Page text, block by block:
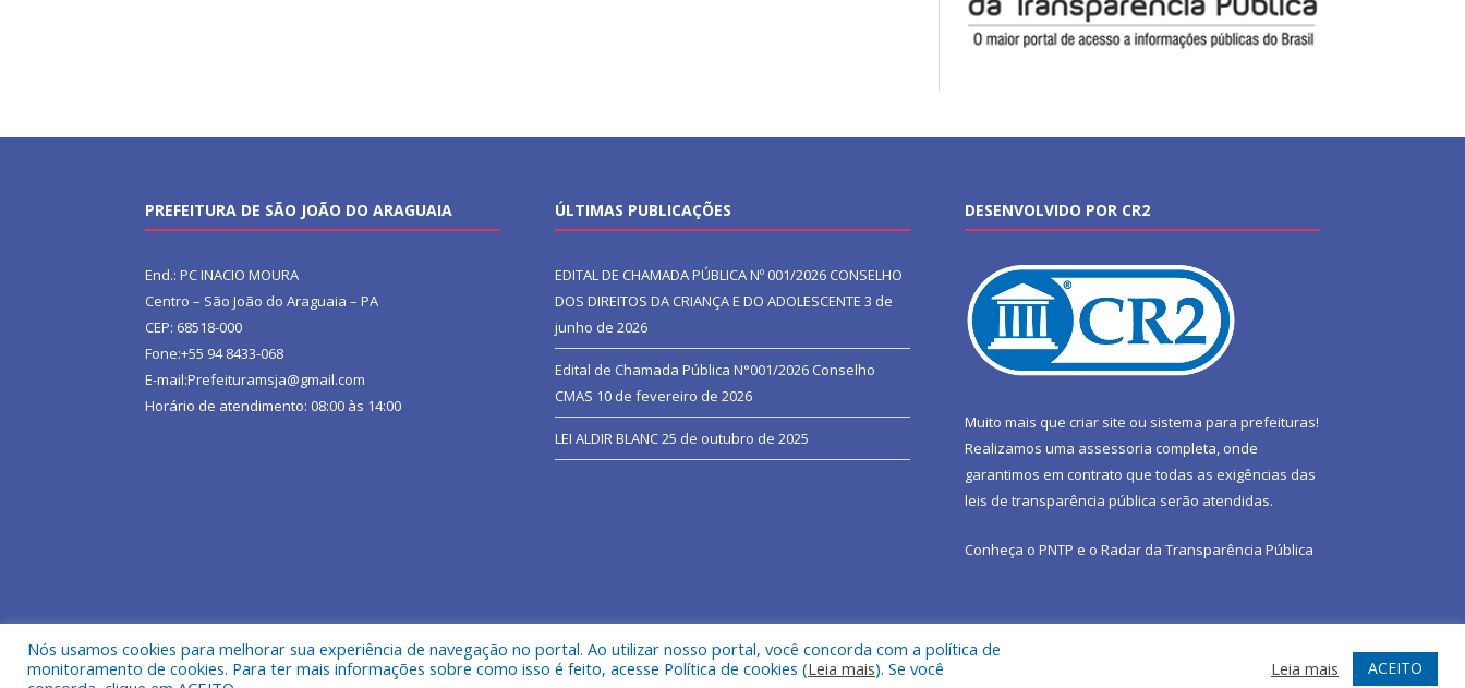
PREFEITURA DE SÃO JOÃO DO ARAGUAIA
End.: PC INACIO MOURA
Centro – São João do Araguaia – PA
CEP: 68518-000
Fone:+55 94 8433-068
E-mail:Prefeituramsja@gmail.com
Horário de atendimento: 08:00 às 14:00
ÚLTIMAS PUBLICAÇÕES
EDITAL DE CHAMADA PÚBLICA Nº 001/2026 CONSELHO
DOS DIREITOS DA CRIANÇA E DO ADOLESCENTE 3 de
junho de 2026
Edital de Chamada Pública N°001/2026 Conselho
CMAS 10 de fevereiro de 2026
LEI ALDIR BLANC25 de outubro de 2025
DESENVOLVIDO POR CR2
Muito mais que criar site ou sistema para prefeituras!
Realizamos uma assessoria completa, onde
garantimos em contrato que todas as exigências das
leis de transparência pública serão atendidas.
Conheça o PNTP e o Radar da Transparência Pública
Todos os direitos reservados a Prefeitura Municipal de São João do Araguaia. Mapa do Site Acessar Webmail
Nós usamos cookies para melhorar sua experiência de navegação no portal. Ao utilizar nosso portal, você concorda com a política de
monitoramento de cookies. Para ter mais informações sobre como isso é feito, acesse Política de cookies (Leia mais). Se você
Leia mais ACEITO